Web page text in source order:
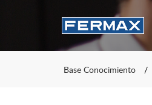
Base Conocimiento